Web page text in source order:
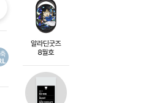
역대 베스트